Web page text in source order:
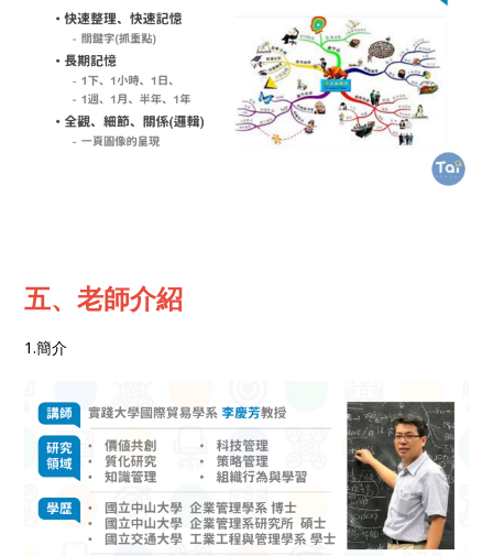
五、老師介紹
1.簡介